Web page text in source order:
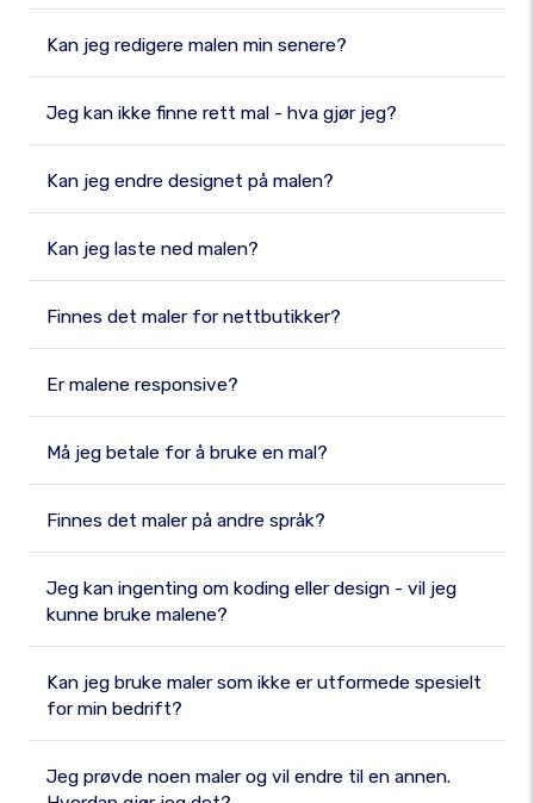
Kan jeg redigere malen min senere?
Jeg kan ikke finne rett mal - hva gjør jeg?
Kan jeg endre designet på malen?
Kan jeg laste ned malen?
Finnes det maler for nettbutikker?
Er malene responsive?
Må jeg betale for å bruke en mal?
Finnes det maler på andre språk?
Jeg kan ingenting om koding eller design - vil jeg
kunne bruke malene?
Kan jeg bruke maler som ikke er utformede spesielt
for min bedrift?
Jeg prøvde noen maler og vil endre til en annen.